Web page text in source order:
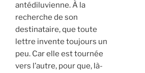
antédiluvienne. À la
recherche de son
destinataire, que toute
lettre invente toujours un
peu. Car elle est tournée
vers l’autre, pour que, là-